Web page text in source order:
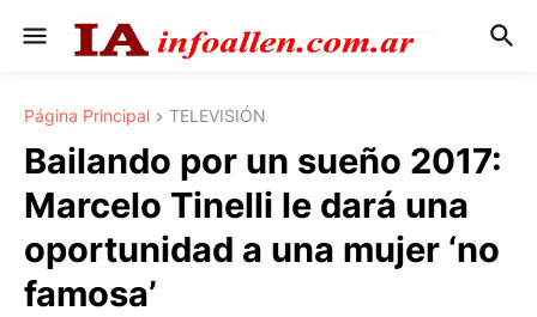
Página Principal TELEVISIÓN
Bailando por un sueño 2017:
Marcelo Tinelli le dará una
oportunidad a una mujer ‘no
famosa’